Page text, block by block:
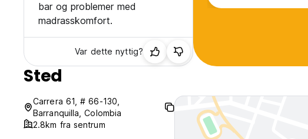
bar og problemer med
madrasskomfort.
Var dette nyttig?
Sted
Carrera 61, # 66-130,
Barranquilla, Colombia
2.8km fra sentrum